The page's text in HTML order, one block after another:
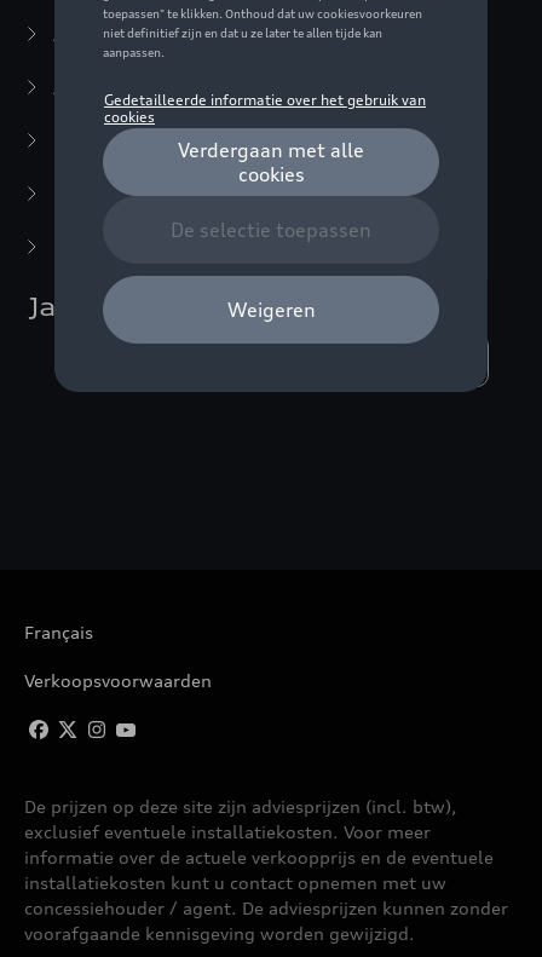
Audi Sport Collectie(63)
ADUI collectie
F1 Collectie (76)
Miniaturen(22)
Jassen
Français
Verkoopsvoorwaarden
De prijzen op deze site zijn adviesprijzen (incl. btw),
exclusief eventuele installatiekosten. Voor meer
informatie over de actuele verkoopprijs en de eventuele
installatiekosten kunt u contact opnemen met uw
concessiehouder / agent. De adviesprijzen kunnen zonder
voorafgaande kennisgeving worden gewijzigd.